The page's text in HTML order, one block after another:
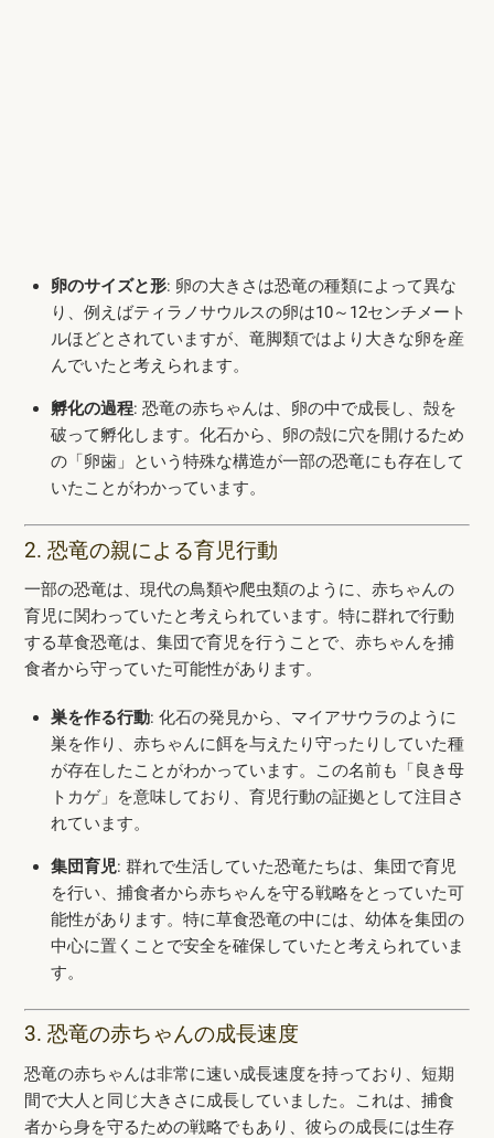
卵のサイズと形: 卵の大きさは恐竜の種類によって異な
り、例えばティラノサウルスの卵は10～12センチメート
ルほどとされていますが、竜脚類ではより大きな卵を産
んでいたと考えられます。
孵化の過程: 恐竜の赤ちゃんは、卵の中で成長し、殻を
破って孵化します。化石から、卵の殻に穴を開けるため
の「卵歯」という特殊な構造が一部の恐竜にも存在して
いたことがわかっています。
2. 恐竜の親による育児行動
一部の恐竜は、現代の鳥類や爬虫類のように、赤ちゃんの
育児に関わっていたと考えられています。特に群れで行動
する草食恐竜は、集団で育児を行うことで、赤ちゃんを捕
食者から守っていた可能性があります。
巣を作る行動: 化石の発見から、マイアサウラのように
巣を作り、赤ちゃんに餌を与えたり守ったりしていた種
が存在したことがわかっています。この名前も「良き母
トカゲ」を意味しており、育児行動の証拠として注目さ
れています。
集団育児: 群れで生活していた恐竜たちは、集団で育児
を行い、捕食者から赤ちゃんを守る戦略をとっていた可
能性があります。特に草食恐竜の中には、幼体を集団の
中心に置くことで安全を確保していたと考えられていま
す。
3. 恐竜の赤ちゃんの成長速度
恐竜の赤ちゃんは非常に速い成長速度を持っており、短期
間で大人と同じ大きさに成長していました。これは、捕食
者から身を守るための戦略でもあり、彼らの成長には生存